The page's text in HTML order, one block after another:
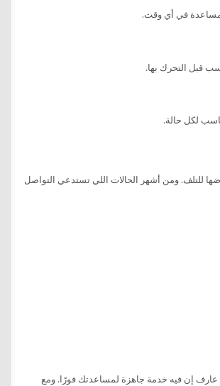
في أي وقت.
قبل التحرك بها.
لكل حالة.
للتلف. ومن أشهر الحالات اللي تستدعي التواصل
عارف إن فيه خدمة جاهزة لمساعدتك فورًا. ومع